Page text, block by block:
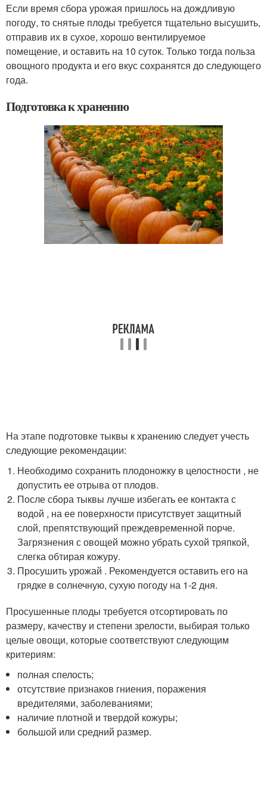
Если время сбора урожая пришлось на дождливую
погоду, то снятые плоды требуется тщательно высушить,
отправив их в сухое, хорошо вентилируемое
помещение, и оставить на 10 суток. Только тогда польза
овощного продукта и его вкус сохранятся до следующего
года.
Подготовка к хранению
На этапе подготовке тыквы к хранению следует учесть
следующие рекомендации:
Необходимо сохранить плодоножку в целостности , не
допустить ее отрыва от плодов.
После сбора тыквы лучше избегать ее контакта с
водой , на ее поверхности присутствует защитный
слой, препятствующий преждевременной порче.
Загрязнения с овощей можно убрать сухой тряпкой,
слегка обтирая кожуру.
Просушить урожай . Рекомендуется оставить его на
грядке в солнечную, сухую погоду на 1-2 дня.
Просушенные плоды требуется отсортировать по
размеру, качеству и степени зрелости, выбирая только
целые овощи, которые соответствуют следующим
критериям:
полная спелость;
отсутствие признаков гниения, поражения
вредителями, заболеваниями;
наличие плотной и твердой кожуры;
большой или средний размер.